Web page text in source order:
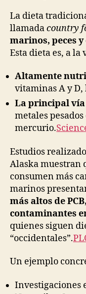
La dieta
llamadacountry
marinos, peces
Esta dieta es, a la
Altamente
vitaminas A y D,
La principal
metales
mercurio.
Estudios
Alaska muestran
consumen más
marinos
más altos de
contaminantes
quienes siguen
“occidentales”.
Un ejemplo
Investigaciones